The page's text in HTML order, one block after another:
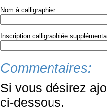
Nom à calligraphier
Inscription calligraphiée
Commentaires:
Si vous désirez
ci-dessous.